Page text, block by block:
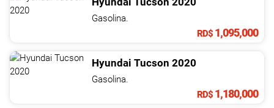
Gasolina.
RD$ 1,095,000
Hyundai Tucson 2020
Gasolina.
RD$ 1,180,000